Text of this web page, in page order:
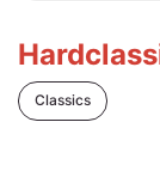
Classics